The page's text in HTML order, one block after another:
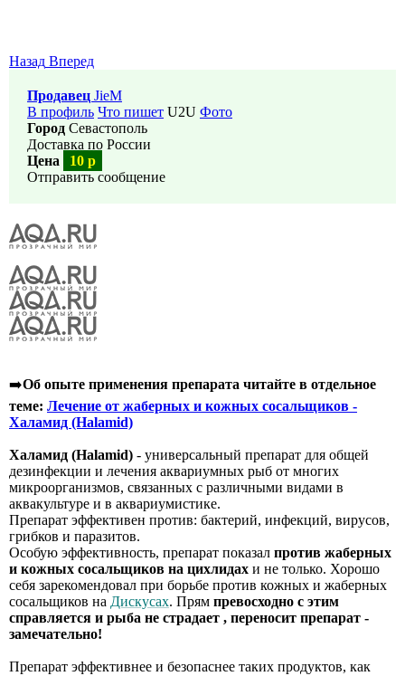
Назад Вперед
Продавец JieM
В профиль Что пишет U2U Фото
Город Севастополь
Доставка по России
Цена
10 р
Отправить сообщение
➡️Об опыте применения препарата читайте в отдельное
теме: Лечение от жаберных и кожных сосальщиков -
Халамид (Halamid)
Халамид (Halamid) - универсальный препарат для общей
дезинфекции и лечения аквариумных рыб от многих
микроорганизмов, связанных с различными видами в
аквакультуре и в аквариумистике.
Препарат эффективен против: бактерий, инфекций, вирусов,
грибков и паразитов.
Особую эффективность, препарат показал против жаберных
и кожных сосальщиков на цихлидах и не только. Хорошо
себя зарекомендовал при борьбе против кожных и жаберных
сосальщиков на Дискусах. Прям превосходно с этим
справляется и рыба не страдает , переносит препарат -
замечательно!
Препарат эффективнее и безопаснее таких продуктов, как